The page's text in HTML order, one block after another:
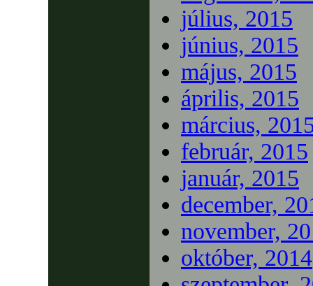
július, 2015
június, 2015
május, 2015
április, 2015
március,
február, 2015
január, 2015
december,
november,
október, 2014